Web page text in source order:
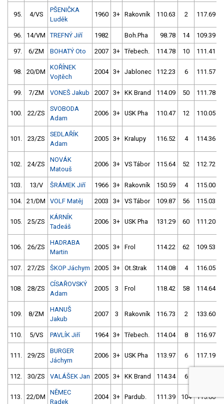
95. 4/VS
PŠENIČKA
Luděk
1960 3+ Rakovník 110.63 2 117.69
96. 14/VM TREFNÝ Jiří 1982 Boh.Pha 98.78 14 109.39
97. 6/ZM BOHATÝ Oto 2007 3+ Třebech. 114.78 10 111.41
98. 20/DM
KOŘÍNEK
Vojtěch
2004 3+ Jablonec 112.23 6 111.57
99. 7/ZM VONEŠ Jakub 2007 3+ KK Brand 114.09 50 111.78
100. 22/ZS
SVOBODA
Adam
2006 3+ USK Pha 110.47 12 110.05
101. 23/ZS
SEDLAŘÍK
Adam
2005 3+ Kralupy 116.52 4 114.36
102. 24/ZS
NOVÁK
Matouš
2006 3+ VS Tábor 115.64 52 112.72
103. 13/V ŠRÁMEK Jiří 1966 3+ Rakovník 150.59 4 115.00
104. 21/DM VOLF Matěj 2003 3+ VS Tábor 109.87 56 115.03
105. 25/ZS
KÁRNÍK
Tadeáš
2006 3+ USK Pha 131.29 60 111.20
106. 26/ZS
HADRABA
Martin
2005 3+ Frol 114.22 62 109.53
107. 27/ZS ŠKOP Jáchym 2005 3+ Ot.Strak 114.08 4 116.05
108. 28/ZS
CÍSAŘOVSKÝ
Adam
2005 3 Frol 118.42 58 114.64
109. 8/ZM
HANUŠ
Jakub
2007 3 Rakovník 116.73 2 133.60
110. 5/VS PAVLÍK Jiří 1964 3+ Třebech. 114.04 8 116.97
111. 29/ZS
BURGER
Jáchym
2006 3+ USK Pha 113.97 6 117.19
112. 30/ZS VALÁŠEK Jan 2005 3+ KK Brand 114.34 6
113. 22/DM
NĚMEC
Radek
2004 3+ Pardub. 111.39 104 115.00